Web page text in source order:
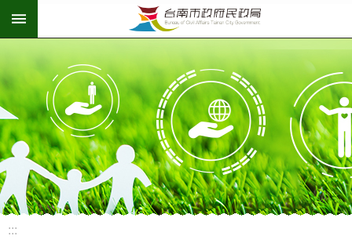
跳到主要內容區塊
:::